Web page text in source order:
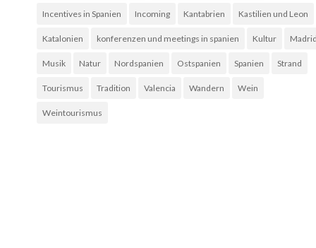
Incentives in Spanien Incoming Kantabrien Kastilien und Leon
Katalonien konferenzen und meetings in spanien Kultur
Musik Natur Nordspanien Ostspanien Spanien Strand
Tourismus Tradition Valencia Wandern Wein
Weintourismus